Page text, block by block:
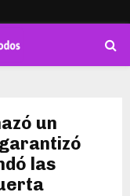
un
las